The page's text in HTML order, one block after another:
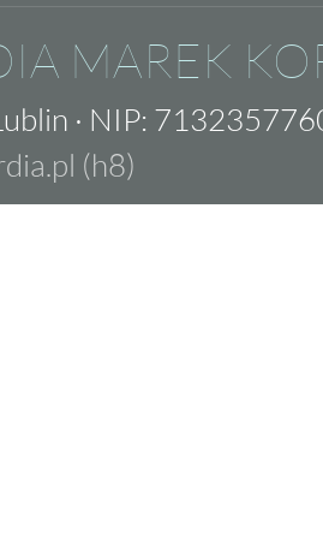
MAREK
· NIP:
(h8)